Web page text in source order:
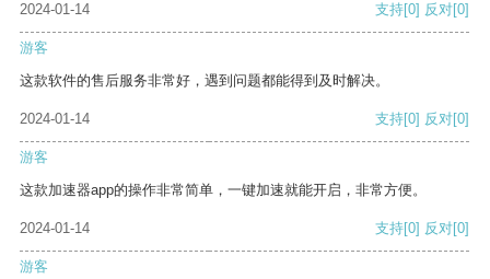
2024-01-14
支持[0] 反对[0]
游客
这款软件的售后服务非常好，遇到问题都能得到及时解决。
2024-01-14 支持[0] 反对[0]
游客
这款加速器app的操作非常简单，一键加速就能开启，非常方便。
2024-01-14 支持[0] 反对[0]
游客